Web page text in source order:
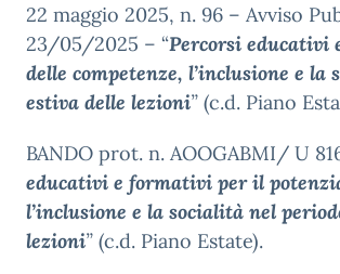
22 maggio 2025, n. 96 – Avviso
23/05/2025 – “Percorsi
delle competenze, l’inclusione e la
estiva delle lezioni” (c.d. Piano
BANDO prot. n. AOOGABMI/ U
educativi e formativi per il
l’inclusione e la socialità nel
lezioni” (c.d. Piano Estate).